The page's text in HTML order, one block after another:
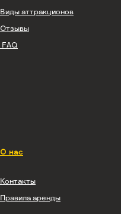
Виды аттракционов
Отзывы
FAQ
О нас
Контакты
Правила аренды